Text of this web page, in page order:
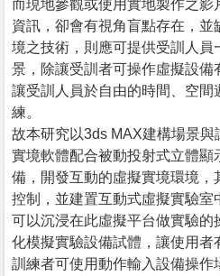
而現地參觀或使用實地製作之影
資訊，卻會有視角盲點存在，
境之技術，則應可提供受訓人
景，除讓受訓者可操作虛擬設
讓受訓人員於自由的時間、空間
練。
故本研究以3ds MAX建構場景
實境軟體配合被動投射式立體顯
備，開發互動的虛擬實境環境
控制，並建置互動式虛擬實驗室
可以沉浸在此虛擬平台做實驗
化模擬實驗設備試體，讓使用者
訓練者可使用動作輸入設備操